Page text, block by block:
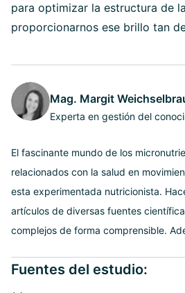
para optimizar la estructura de
proporcionarnos ese brillo tan
Mag. Margit
Experta en gestión del
El fascinante mundo de los
relacionados con la salud en
esta experimentada nutricionista.
artículos de diversas fuentes
complejos de forma comprensible.
Fuentes del estudio: